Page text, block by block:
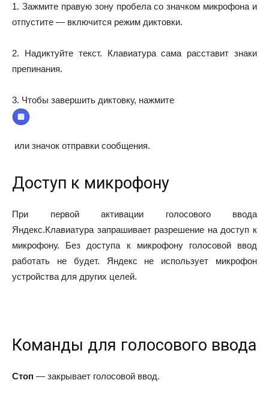
1. Зажмите правую зону пробела со значком микрофона и
отпустите — включится режим диктовки.
2. Надиктуйте текст. Клавиатура сама расставит знаки
препинания.
3. Чтобы завершить диктовку, нажмите
или значок отправки сообщения.
Доступ к микрофону
При первой активации голосового ввода
Яндекс.Клавиатура запрашивает разрешение на доступ к
микрофону. Без доступа к микрофону голосовой ввод
работать не будет. Яндекс не использует микрофон
устройства для других целей.
Команды для голосового ввода
Стоп — закрывает голосовой ввод.